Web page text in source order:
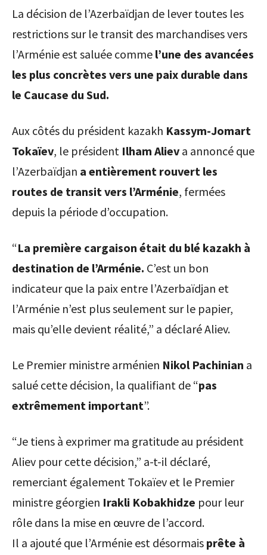
La décision de l’Azerbaïdjan de lever toutes les
restrictions sur le transit des marchandises vers
l’Arménie est saluée comme l’une des avancées
les plus concrètes vers une paix durable dans
le Caucase du Sud.
Aux côtés du président kazakh Kassym-Jomart
Tokaïev, le président Ilham Aliev a annoncé que
l’Azerbaïdjan a entièrement rouvert les
routes de transit vers l’Arménie, fermées
depuis la période d’occupation.
“La première cargaison était du blé kazakh à
destination de l’Arménie. C’est un bon
indicateur que la paix entre l’Azerbaïdjan et
l’Arménie n’est plus seulement sur le papier,
mais qu’elle devient réalité,” a déclaré Aliev.
Le Premier ministre arménien Nikol Pachinian a
salué cette décision, la qualifiant de “pas
extrêmement important”.
“Je tiens à exprimer ma gratitude au président
Aliev pour cette décision,” a-t-il déclaré,
remerciant également Tokaïev et le Premier
ministre géorgien Irakli Kobakhidze pour leur
rôle dans la mise en œuvre de l’accord.
Il a ajouté que l’Arménie est désormais prête à